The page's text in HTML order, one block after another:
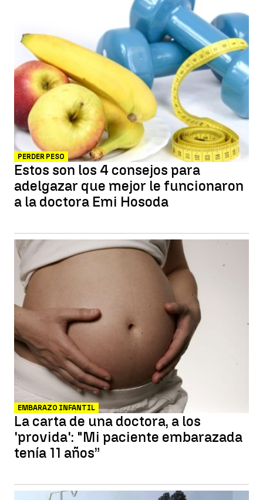
PERDER PESO
Estos son los 4 consejos para
adelgazar que mejor le funcionaron
a la doctora Emi Hosoda
EMBARAZO INFANTIL
La carta de una doctora, a los
'provida': "Mi paciente embarazada
tenía 11 años”